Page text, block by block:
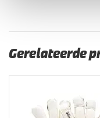
Gerelateerde